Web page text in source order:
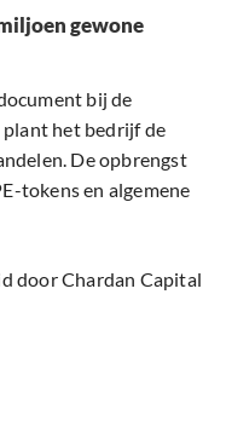
gewone
bij de
plant het bedrijf de
De opbrengst
tokens en algemene
door Chardan Capital